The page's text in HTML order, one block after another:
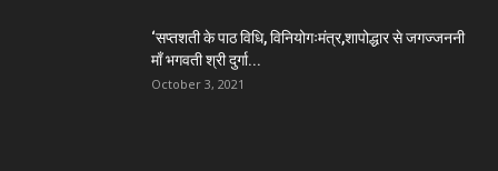
‘सप्तशती के पाठ विधि, विनियोगःमंत्र,शापोद्धार से जगज्जननी
माँ भगवती श्री दुर्गा...
October 3, 2021